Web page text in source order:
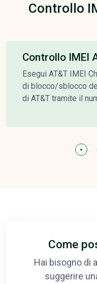
Controllo
Controllo IMEI
Esegui AT&T IMEI
di blocco/sblocco
di AT&T tramite il
Come
Hai bisogno di
suggerire